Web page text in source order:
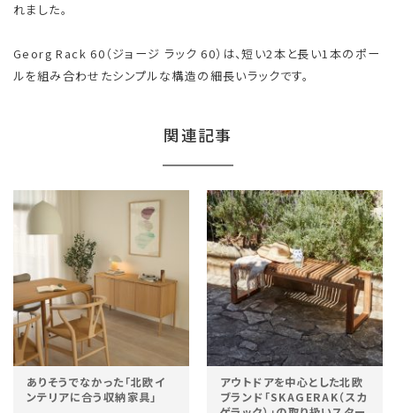
れました。
Georg Rack 60（ジョージ ラック 60）は、短い2本と長い1本のポー
ルを組み合わせたシンプルな構造の細長いラックです。
関連記事
ありそうでなかった「北欧イ
ンテリアに合う収納家具」
アウトドアを中心とした北欧
ブランド「SKAGERAK（スカ